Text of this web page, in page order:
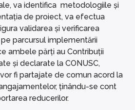
va identifica metodologiile și
de proiect, va efectua
validarea și verificarea
parcursul implementării
ambele părți au Contribuții
și declarate la CONUSC,
fi partajate de comun acord la
ținându-se cont
reducerilor.